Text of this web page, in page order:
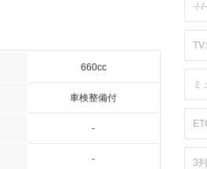
660cc
車検整備付
-
-
ミ
3